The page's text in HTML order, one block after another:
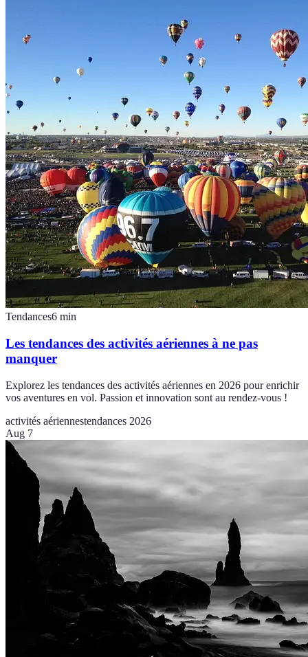
Tendances6 min
Les tendances des activités aériennes à ne pas
manquer
Explorez les tendances des activités aériennes en 2026 pour enrichir
vos aventures en vol. Passion et innovation sont au rendez-vous !
activités aériennestendances 2026
Aug 7